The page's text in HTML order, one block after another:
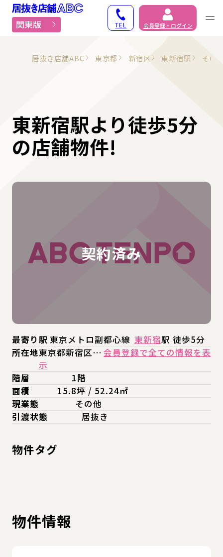
居抜き物件・貸店舗で
関東版 TEL 会員登録・ログイン
居抜き店舗ABC 東京都 新宿区 東新宿駅 その
東新宿駅より徒歩5分
の店舗物件!
最寄り駅 東京メトロ副都心線 東新宿駅 徒歩5分
所在地東京都新宿区… 会員登録で全ての情報を表
示
階層
1階
面積
15.8坪 / 52.24㎡
現業態
その他
引渡状態
居抜き
物件タグ
物件情報